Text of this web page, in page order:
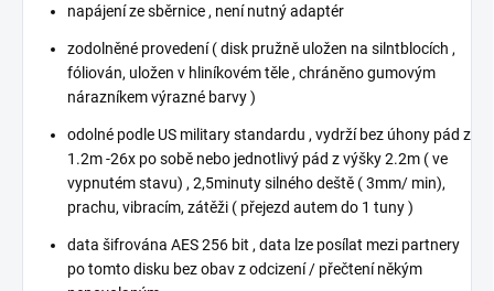
napájení ze sběrnice , není nutný adaptér
zodolněné provedení ( disk pružně uložen na silntblocích ,
fóliován, uložen v hliníkovém těle , chráněno gumovým
nárazníkem výrazné barvy )
odolné podle US military standardu , vydrží bez úhony pád z
1.2m -26x po sobě nebo jednotlivý pád z výšky 2.2m ( ve
vypnutém stavu) , 2,5minuty silného deště ( 3mm/ min),
prachu, vibracím, zátěži ( přejezd autem do 1 tuny )
data šifrována AES 256 bit , data lze posílat mezi partnery
po tomto disku bez obav z odcizení / přečtení někým